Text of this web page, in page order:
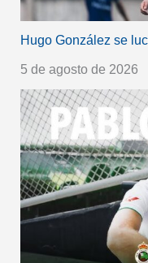
Hugo González se
5 de agosto de 2026